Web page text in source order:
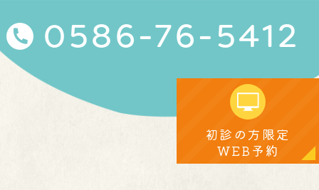
0586-76-5412
初診の方限定
WEB予約